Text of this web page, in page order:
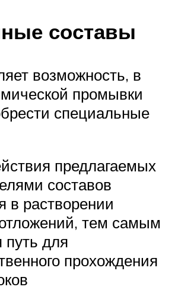
составы
возможность, в
промывки
специальные
предлагаемых
составов
в растворении
тем самым
путь для
прохождения